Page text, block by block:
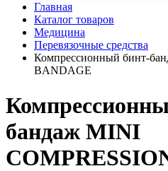
Главная
Каталог товаров
Медицина
Перевязочные средства
Компрессионный бинт-
BANDAGE
бандаж MINI